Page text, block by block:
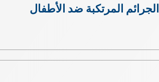
الجرائم المرتكبة ضد الأطفال